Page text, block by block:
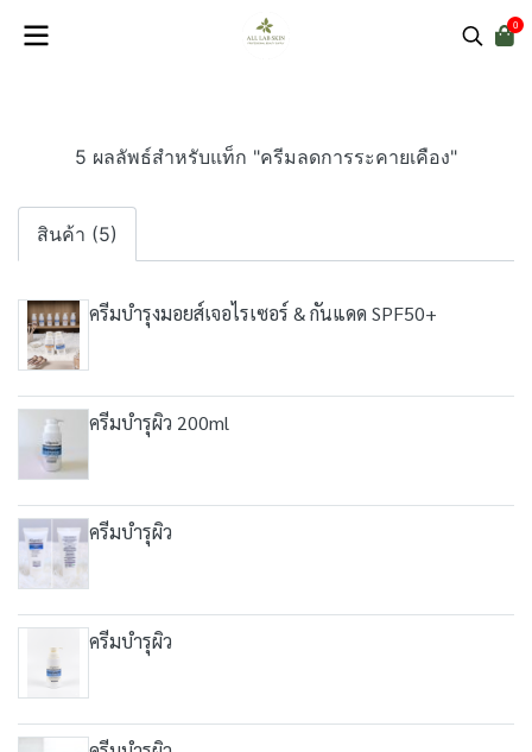
0
5 ผลลัพธ์สำหรับแท็ก "ครีมลดการระคายเคือง"
สินค้า (5)
ครีมบำรุงมอยส์เจอไรเซอร์ & กันแดด SPF50+
ครีมบำรุผิว 200ml
ครีมบำรุผิว
ครีมบำรุผิว